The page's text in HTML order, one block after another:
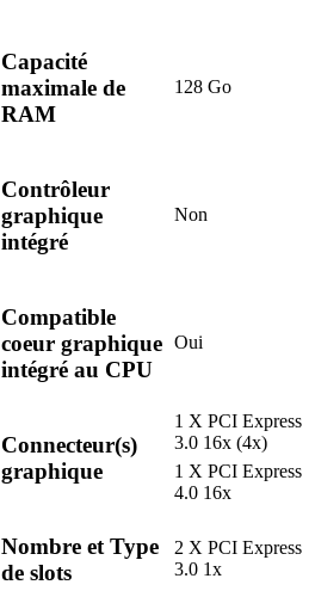
Capacité
maximale de
RAM
128 Go
Contrôleur
graphique
intégré
Non
Compatible
coeur graphique
intégré au CPU
Oui
Connecteur(s)
graphique
1 X PCI Express
3.0 16x (4x)
1 X PCI Express
4.0 16x
Nombre et Type
de slots
2 X PCI Express
3.0 1x